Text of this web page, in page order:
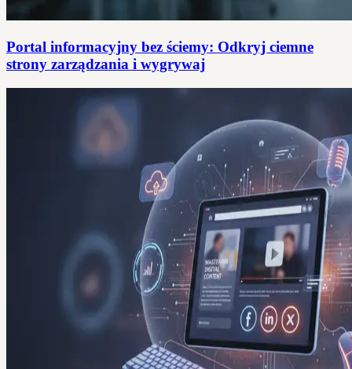
Portal informacyjny bez ściemy: Odkryj ciemne
strony zarządzania i wygrywaj